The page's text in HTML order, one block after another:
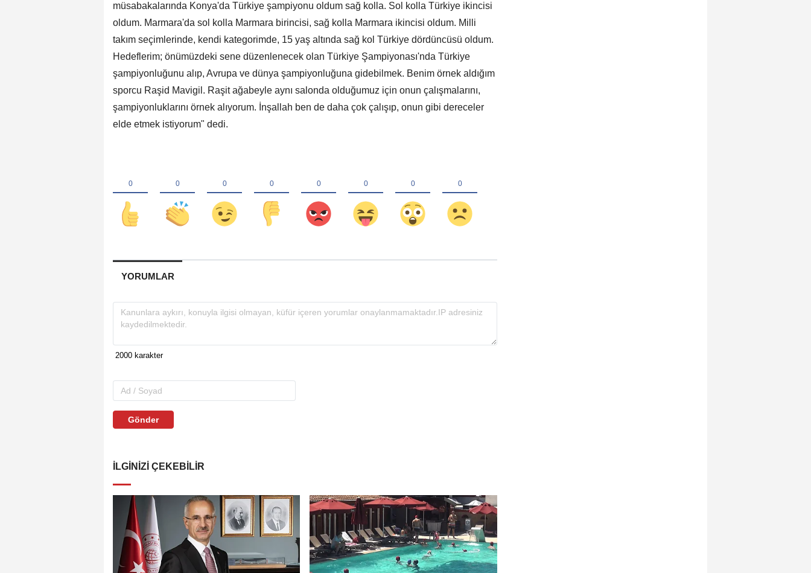
müsabakalarında Konya'da Türkiye şampiyonu oldum sağ kolla. Sol kolla Türkiye ikincisi
oldum. Marmara'da sol kolla Marmara birincisi, sağ kolla Marmara ikincisi oldum. Milli
takım seçimlerinde, kendi kategorimde, 15 yaş altında sağ kol Türkiye dördüncüsü oldum.
Hedeflerim; önümüzdeki sene düzenlenecek olan Türkiye Şampiyonası'nda Türkiye
şampiyonluğunu alıp, Avrupa ve dünya şampiyonluğuna gidebilmek. Benim örnek aldığım
sporcu Raşid Mavigil. Raşit ağabeyle aynı salonda olduğumuz için onun çalışmalarını,
şampiyonluklarını örnek alıyorum. İnşallah ben de daha çok çalışıp, onun gibi dereceler
elde etmek istiyorum" dedi.
YORUMLAR
Gönder
İLGINIZI ÇEKEBILIR